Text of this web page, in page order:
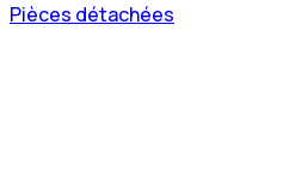
Pièces détachées